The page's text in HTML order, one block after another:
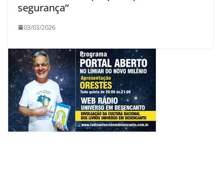
segurança”
03/03/2026